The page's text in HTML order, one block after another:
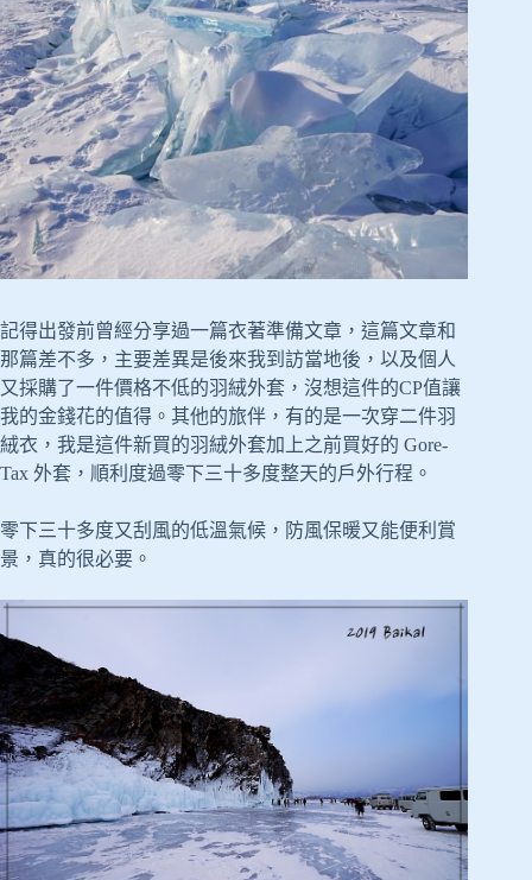
記得出發前曾經分享過一篇衣著準備文章，這篇文章和
那篇差不多，主要差異是後來我到訪當地後，以及個人
又採購了一件價格不低的羽絨外套，沒想這件的CP值讓
我的金錢花的值得。其他的旅伴，有的是一次穿二件羽
絨衣，我是這件新買的羽絨外套加上之前買好的 Gore-
Tax 外套，順利度過零下三十多度整天的戶外行程。
零下三十多度又刮風的低溫氣候，防風保暖又能便利賞
景，真的很必要。